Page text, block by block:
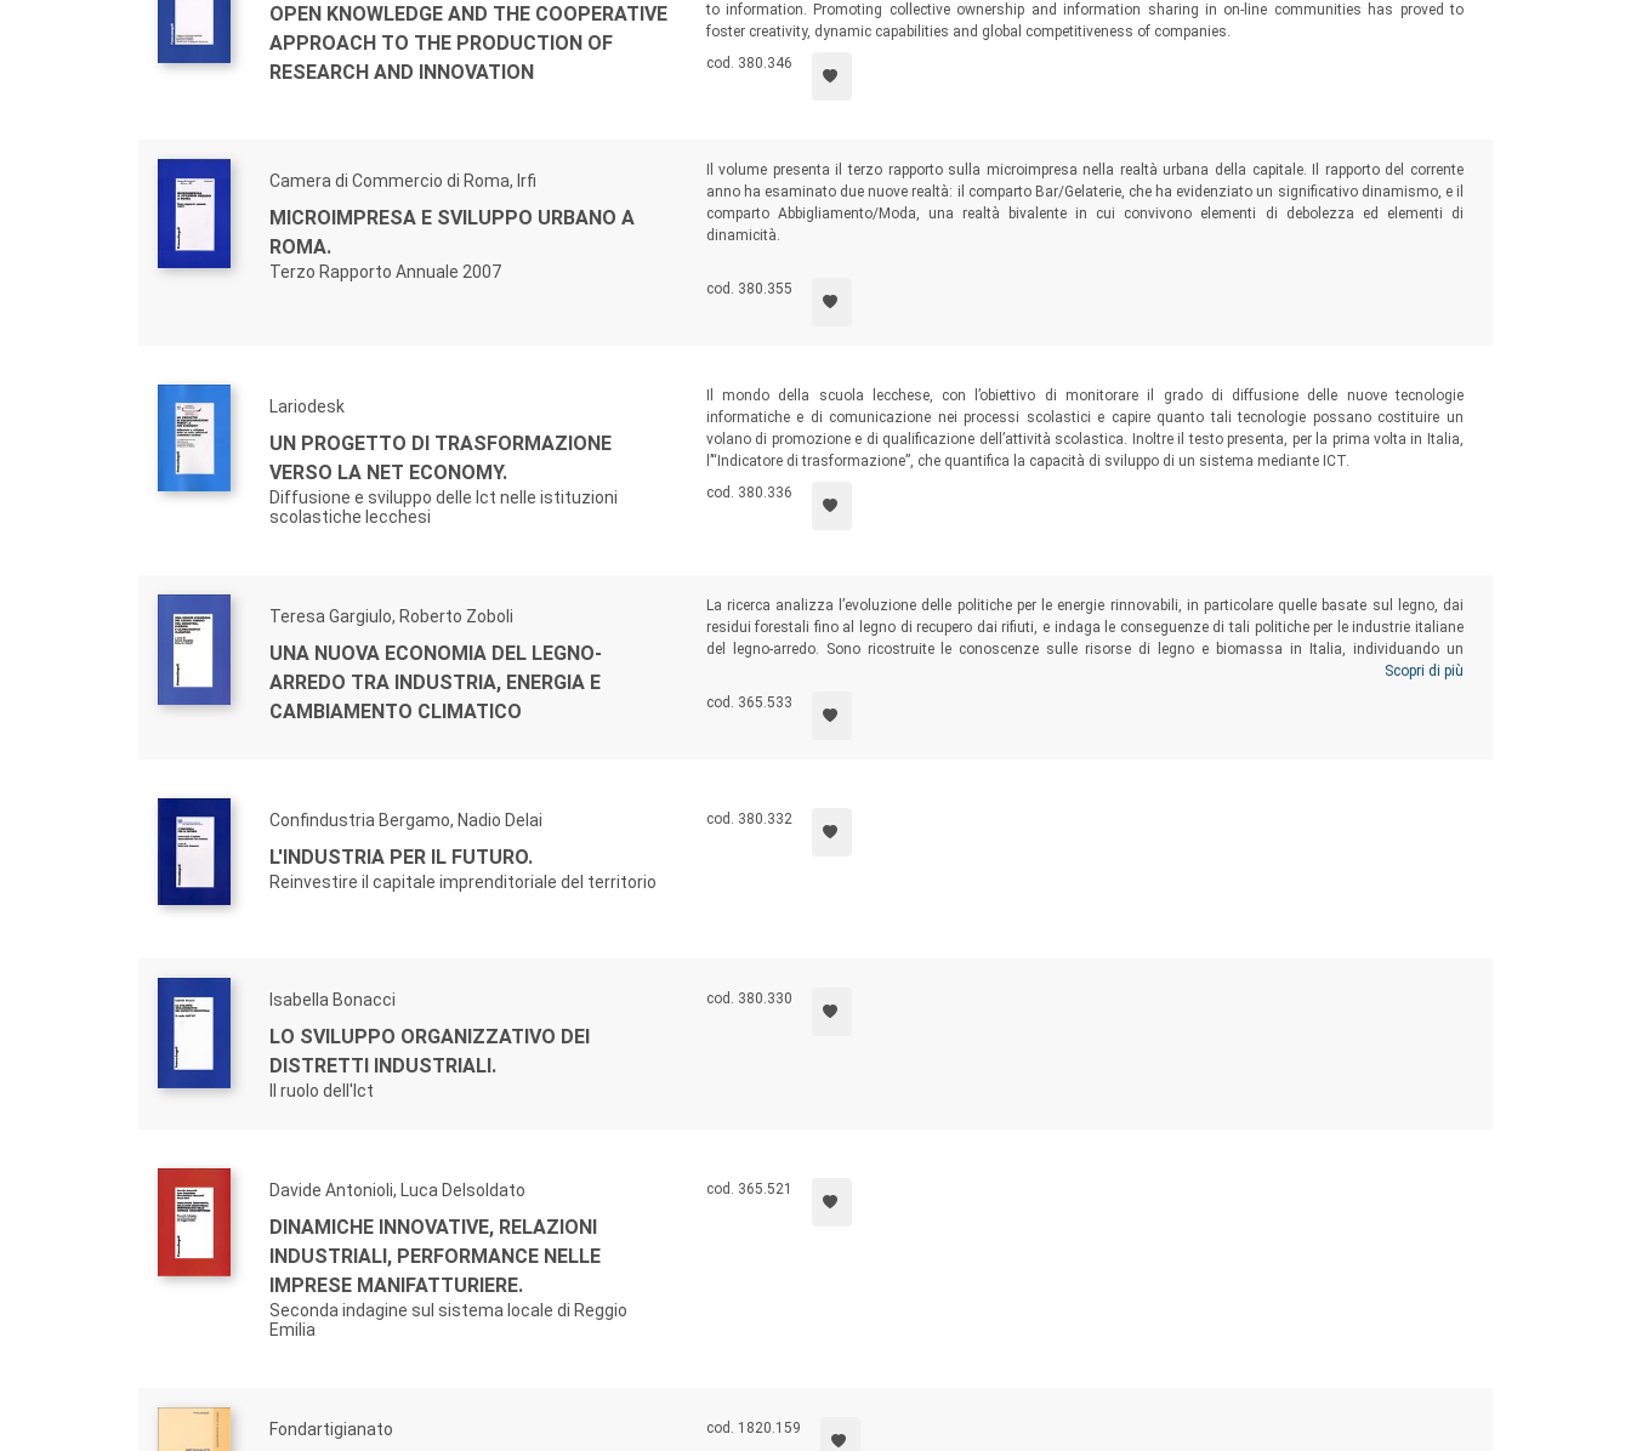
OPEN KNOWLEDGE AND THE COOPERATIVE
APPROACH TO THE PRODUCTION OF
RESEARCH AND INNOVATION
to information. Promoting collective ownership and information sharing in on-line communities has proved to
foster creativity, dynamic capabilities and global competitiveness of companies.
cod. 380.346
Camera di Commercio di Roma, Irfi
MICROIMPRESA E SVILUPPO URBANO A
ROMA.
Terzo Rapporto Annuale 2007
Il volume presenta il terzo rapporto sulla microimpresa nella realtà urbana della capitale. Il rapporto del corrente
anno ha esaminato due nuove realtà: il comparto Bar/Gelaterie, che ha evidenziato un significativo dinamismo, e il
comparto Abbigliamento/Moda, una realtà bivalente in cui convivono elementi di debolezza ed elementi di
dinamicità.
cod. 380.355
Lariodesk
UN PROGETTO DI TRASFORMAZIONE
VERSO LA NET ECONOMY.
Diffusione e sviluppo delle Ict nelle istituzioni
scolastiche lecchesi
Il mondo della scuola lecchese, con l’obiettivo di monitorare il grado di diffusione delle nuove tecnologie
informatiche e di comunicazione nei processi scolastici e capire quanto tali tecnologie possano costituire un
volano di promozione e di qualificazione dell’attività scolastica. Inoltre il testo presenta, per la prima volta in Italia,
l’“Indicatore di trasformazione”, che quantifica la capacità di sviluppo di un sistema mediante ICT.
cod. 380.336
Teresa Gargiulo, Roberto Zoboli
UNA NUOVA ECONOMIA DEL LEGNO-
ARREDO TRA INDUSTRIA, ENERGIA E
CAMBIAMENTO CLIMATICO
La ricerca analizza l’evoluzione delle politiche per le energie rinnovabili, in particolare quelle basate sul legno, dai
residui forestali fino al legno di recupero dai rifiuti, e indaga le conseguenze di tali politiche per le industrie italiane
del legno-arredo. Sono ricostruite le conoscenze sulle risorse di legno e biomassa in Italia, individuando un
potenziale di espansione sostenibile dell’offerta, e viene presentata una serie di iniziative che il sistema legno-
arredo italiano sta intraprendendo per far riconoscere il contributo positivo del legno alle politiche del clima.
Scopri di più
cod. 365.533
Confindustria Bergamo, Nadio Delai
L'INDUSTRIA PER IL FUTURO.
Reinvestire il capitale imprenditoriale del territorio
cod. 380.332
Isabella Bonacci
LO SVILUPPO ORGANIZZATIVO DEI
DISTRETTI INDUSTRIALI.
Il ruolo dell'Ict
cod. 380.330
Davide Antonioli, Luca Delsoldato
DINAMICHE INNOVATIVE, RELAZIONI
INDUSTRIALI, PERFORMANCE NELLE
IMPRESE MANIFATTURIERE.
Seconda indagine sul sistema locale di Reggio
Emilia
cod. 365.521
Fondartigianato cod. 1820.159